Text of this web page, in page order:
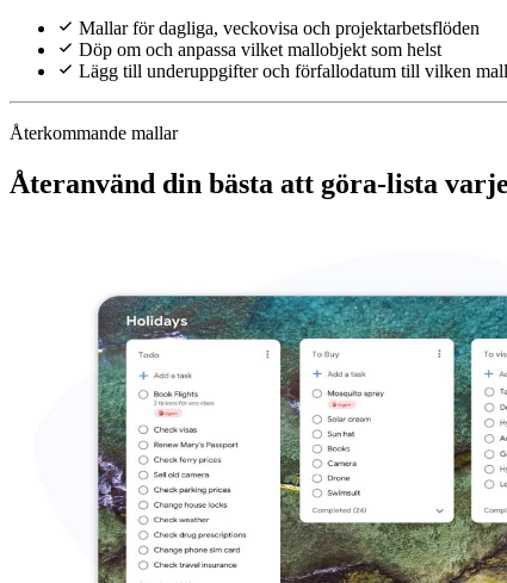
Mallar för dagliga, veckovisa och projektarbetsflöden
Döp om och anpassa vilket mallobjekt som helst
Lägg till underuppgifter och förfallodatum till vilken
Återkommande mallar
Återanvänd din bästa att göra-lista